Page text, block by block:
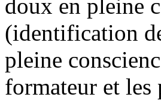
doux en pleine
(identification
pleine
formateur et les